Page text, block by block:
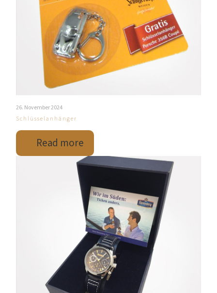
26. November 2024
Schlüsselanhänger
Read more